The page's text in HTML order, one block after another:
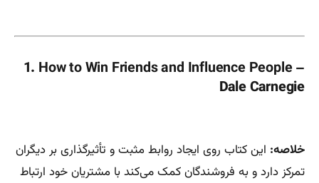
1. How to Win Friends and Influence People–
Dale Carnegie
خلاصه: این کتاب روی ایجاد روابط مثبت و تأثیرگذاری بر دیگران
تمرکز دارد و به فروشندگان کمک می‌کند با مشتریان خود ارتباط